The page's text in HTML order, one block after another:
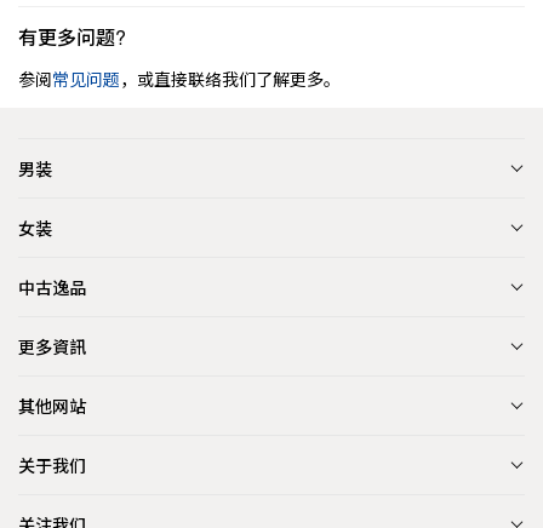
有更多问题?
参阅常见问题，或直接联络我们了解更多。
男装
女装
中古逸品
更多資訊
其他网站
关于我们